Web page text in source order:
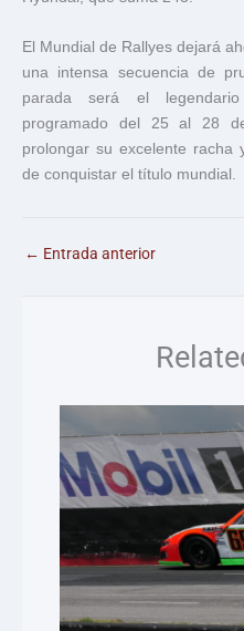
El Mundial de Rallyes dejará
una intensa secuencia de
parada será el
programado del 25 al 28
prolongar su excelente racha
de conquistar el título mundial.
← Entrada anterior